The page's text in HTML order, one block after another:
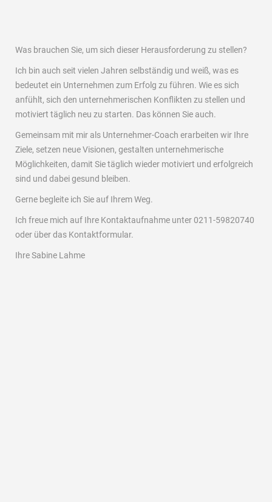
Was brauchen Sie, um sich dieser Herausforderung zu stellen?
Ich bin auch seit vielen Jahren selbständig und weiß, was es
bedeutet ein Unternehmen zum Erfolg zu führen. Wie es sich
anfühlt, sich den unternehmerischen Konflikten zu stellen und
motiviert täglich neu zu starten. Das können Sie auch.
Gemeinsam mit mir als Unternehmer-Coach erarbeiten wir Ihre
Ziele, setzen neue Visionen, gestalten unternehmerische
Möglichkeiten, damit Sie täglich wieder motiviert und erfolgreich
sind und dabei gesund bleiben.
Gerne begleite ich Sie auf Ihrem Weg.
Ich freue mich auf Ihre Kontaktaufnahme unter 0211-59820740
oder über das Kontaktformular.
Ihre Sabine Lahme